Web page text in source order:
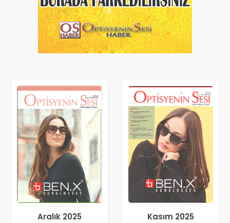
Aralık 2025 Kasım 2025